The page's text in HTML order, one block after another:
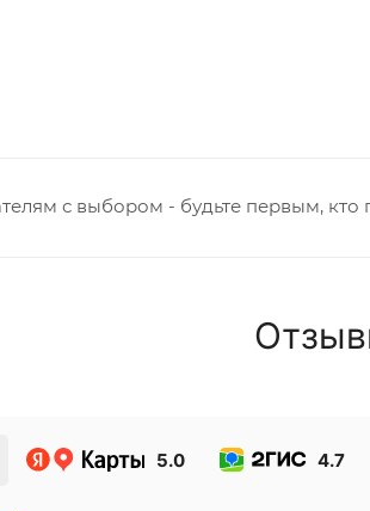
с выбором - будьте первым,
5.0 4.7